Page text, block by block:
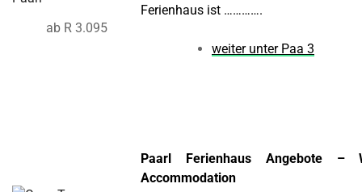
ab R 3.095
Ferienhaus ist ………….
weiter unter Paa 3
Paarl Ferienhaus Angebote –
Accommodation